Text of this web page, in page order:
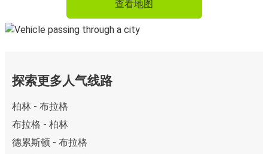
查看地图
探索更多人气线路
柏林 - 布拉格
布拉格 - 柏林
德累斯顿 - 布拉格